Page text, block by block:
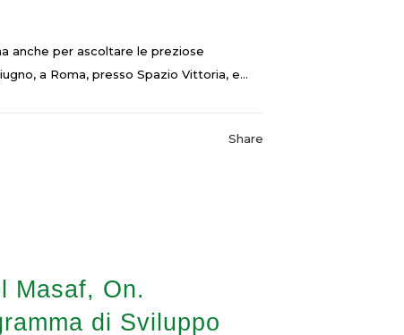
anche per ascoltare le preziose
a Roma, presso Spazio Vittoria, e...
Share
Masaf, On.
di Sviluppo